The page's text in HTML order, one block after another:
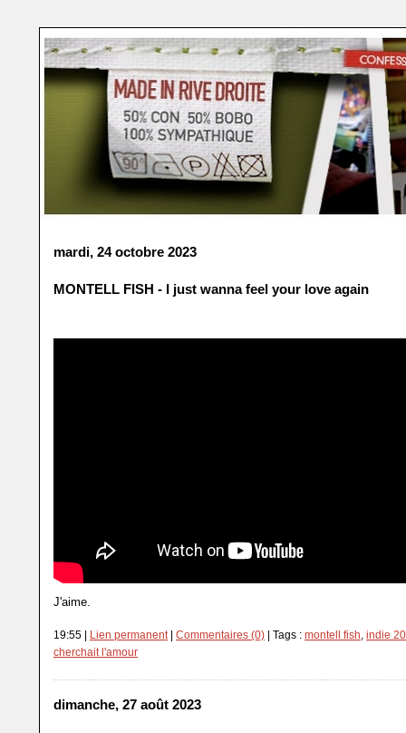
mardi, 24 octobre 2023
MONTELL FISH - I just wanna feel your love again
J'aime.
19:55 | Lien permanent| Commentaires (0) | Tags : montell fish, indie
cherchait l'amour
dimanche, 27 août 2023